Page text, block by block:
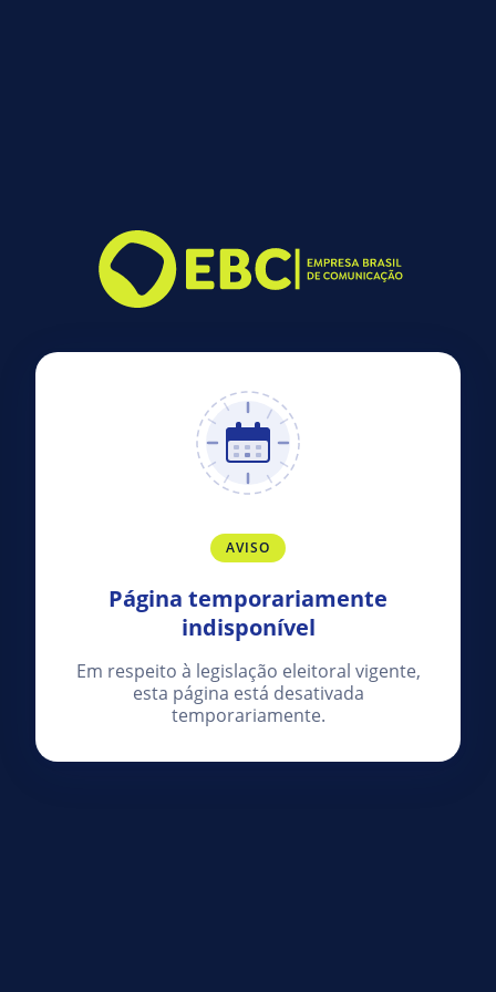
AVISO
Página temporariamente
indisponível
Em respeito à legislação eleitoral vigente,
esta página está desativada
temporariamente.